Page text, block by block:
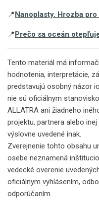
📍Nanoplasty. Hrozba
📍Prečo sa oceán
Tento materiál má
hodnotenia, interpretácie,
predstavujú osobný názor
nie sú oficiálnym
ALLATRA ani žiadneho
projektu, partnera alebo
výslovne uvedené inak.
Zverejnenie tohto obsahu
osebe neznamená
vedecké overenie
oficiálnym vyhlásením,
odporúčaním.